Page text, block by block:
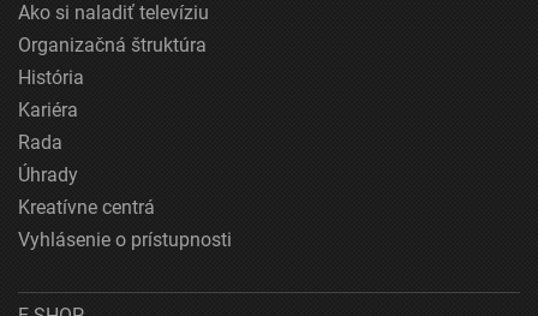
Ako si naladiť televíziu
Organizačná štruktúra
História
Kariéra
Rada
Úhrady
Kreatívne centrá
Vyhlásenie o prístupnosti